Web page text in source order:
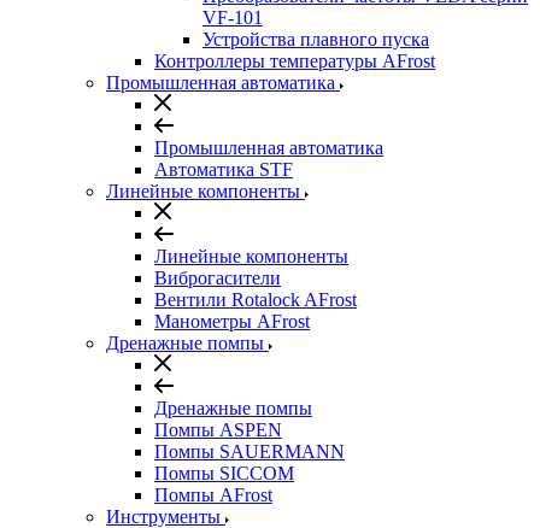
VF-101
Устройства плавного пуска
Контроллеры температуры AFrost
Промышленная автоматика
Промышленная автоматика
Автоматика STF
Линейные компоненты
Линейные компоненты
Виброгасители
Вентили Rotalock AFrost
Манометры AFrost
Дренажные помпы
Дренажные помпы
Помпы ASPEN
Помпы SAUERMANN
Помпы SICCOM
Помпы AFrost
Инструменты